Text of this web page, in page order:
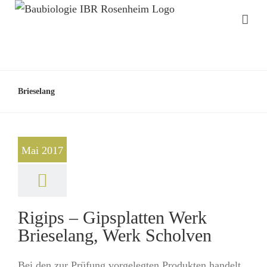
Brieselang
Mai 2017
Rigips – Gipsplatten Werk
Brieselang, Werk Scholven